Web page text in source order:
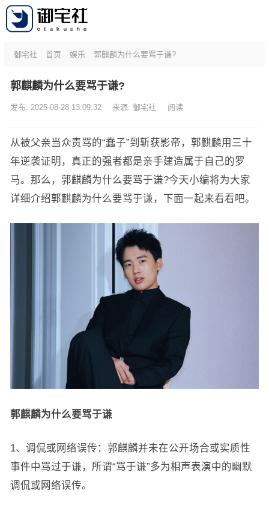
御宅社 首页 娱乐 郭麒麟为什么要骂于谦?
郭麒麟为什么要骂于谦?
发布: 2025-08-28 13:09:32 来源: 御宅社 阅读
从被父亲当众责骂的“蠢子”到斩获影帝，郭麒麟用三十
年逆袭证明，真正的强者都是亲手建造属于自己的罗
马。那么，郭麒麟为什么要骂于谦?今天小编将为大家
详细介绍郭麒麟为什么要骂于谦，下面一起来看看吧。
郭麒麟为什么要骂于谦
1、调侃或网络误传：郭麒麟并未在公开场合或实质性
事件中骂过于谦，所谓“骂于谦”多为相声表演中的幽默
调侃或网络误传。